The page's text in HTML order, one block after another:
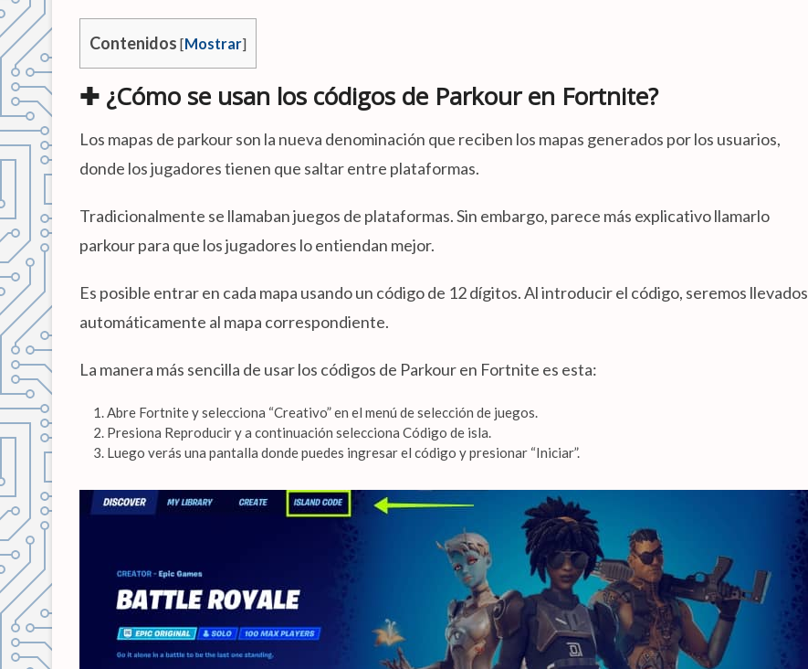
Contenidos [Mostrar]
✚ ¿Cómo se usan los códigos de Parkour en Fortnite?
Los mapas de parkour son la nueva denominación que reciben los mapas generados por los usuarios,
donde los jugadores tienen que saltar entre plataformas.
Tradicionalmente se llamaban juegos de plataformas. Sin embargo, parece más explicativo llamarlo
parkour para que los jugadores lo entiendan mejor.
Es posible entrar en cada mapa usando un código de 12 dígitos. Al introducir el código, seremos llevados
automáticamente al mapa correspondiente.
La manera más sencilla de usar los códigos de Parkour en Fortnite es esta:
Abre Fortnite y selecciona “Creativo” en el menú de selección de juegos.
Presiona Reproducir y a continuación selecciona Código de isla.
Luego verás una pantalla donde puedes ingresar el código y presionar “Iniciar”.